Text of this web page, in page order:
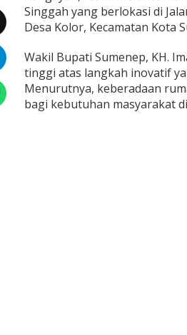
a
o
J
a
d
i
Singgah yang berlokasi di
Desa Kolor, Kecamatan Kota
Wakil Bupati Sumenep, KH.
tinggi atas langkah inovatif
Menurutnya, keberadaan
bagi kebutuhan masyarakat